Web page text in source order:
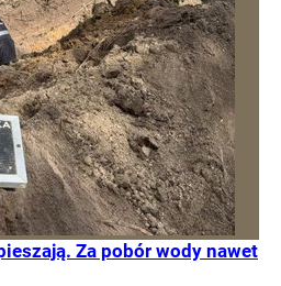
Za pobór wody nawet